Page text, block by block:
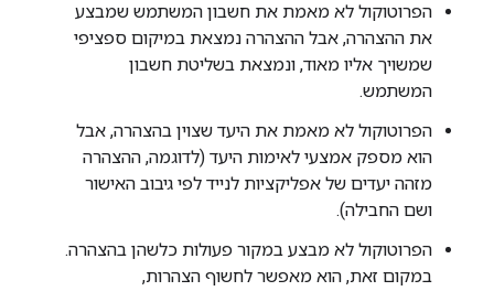
הפרוטוקול לא מאמת את חשבון המשתמש שמבצע
את ההצהרה, אבל ההצהרה נמצאת במיקום ספציפי
שמשויך אליו מאוד, ונמצאת בשליטת חשבון
המשתמש.
הפרוטוקול לא מאמת את היעד שצוין בהצהרה, אבל
הוא מספק אמצעי לאימות היעד (לדוגמה, ההצהרה
מזהה יעדים של אפליקציות לנייד לפי גיבוב האישור
ושם החבילה).
הפרוטוקול לא מבצע במקור פעולות כלשהן בהצהרה.
במקום זאת, הוא מאפשר לחשוף הצהרות,